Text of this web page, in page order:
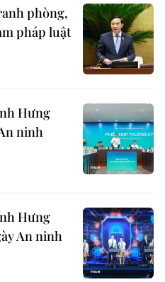
phòng,
pháp luật
Hưng
ninh
Hưng
An ninh